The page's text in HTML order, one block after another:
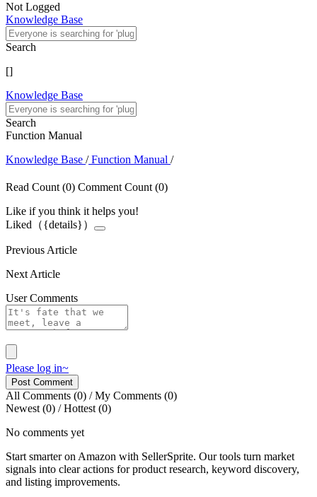
Not Logged
Knowledge Base
Search
[]
Knowledge Base
Search
Function Manual
Knowledge Base /Function Manual /
Read Count(0) Comment Count(0)
Like if you think it helps you!
Liked（{details}）
Previous Article
Next Article
User Comments
Please log in~
Post Comment
All Comments (0) /My Comments (0)
Newest(0) /Hottest(0)
No comments yet
Start smarter on Amazon with SellerSprite. Our tools turn market
signals into clear actions for product research, keyword discovery,
and listing improvements.